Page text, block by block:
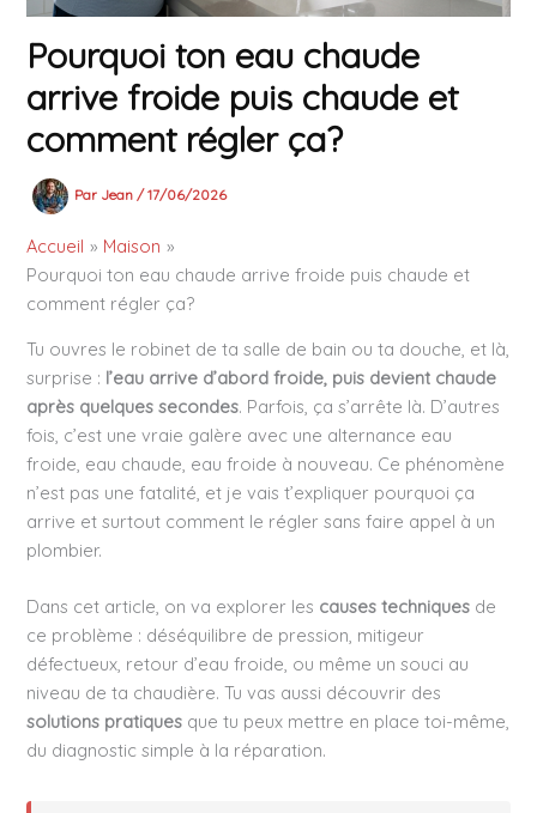
Pourquoi ton eau chaude
arrive froide puis chaude et
comment régler ça?
Par Jean /17/06/2026
Accueil
Maison
Pourquoi ton eau chaude arrive froide puis chaude et
comment régler ça?
Tu ouvres le robinet de ta salle de bain ou ta douche, et là,
surprise : l’eau arrive d’abord froide, puis devient chaude
après quelques secondes. Parfois, ça s’arrête là. D’autres
fois, c’est une vraie galère avec une alternance eau
froide, eau chaude, eau froide à nouveau. Ce phénomène
n’est pas une fatalité, et je vais t’expliquer pourquoi ça
arrive et surtout comment le régler sans faire appel à un
plombier.
Dans cet article, on va explorer les causes techniques de
ce problème : déséquilibre de pression, mitigeur
défectueux, retour d’eau froide, ou même un souci au
niveau de ta chaudière. Tu vas aussi découvrir des
solutions pratiques que tu peux mettre en place toi-même,
du diagnostic simple à la réparation.